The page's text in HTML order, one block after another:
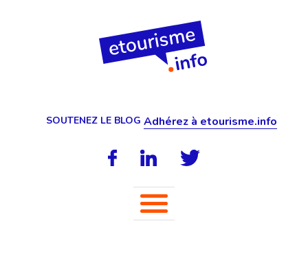
SOUTENEZ LE BLOG Adhérez à etourisme.info